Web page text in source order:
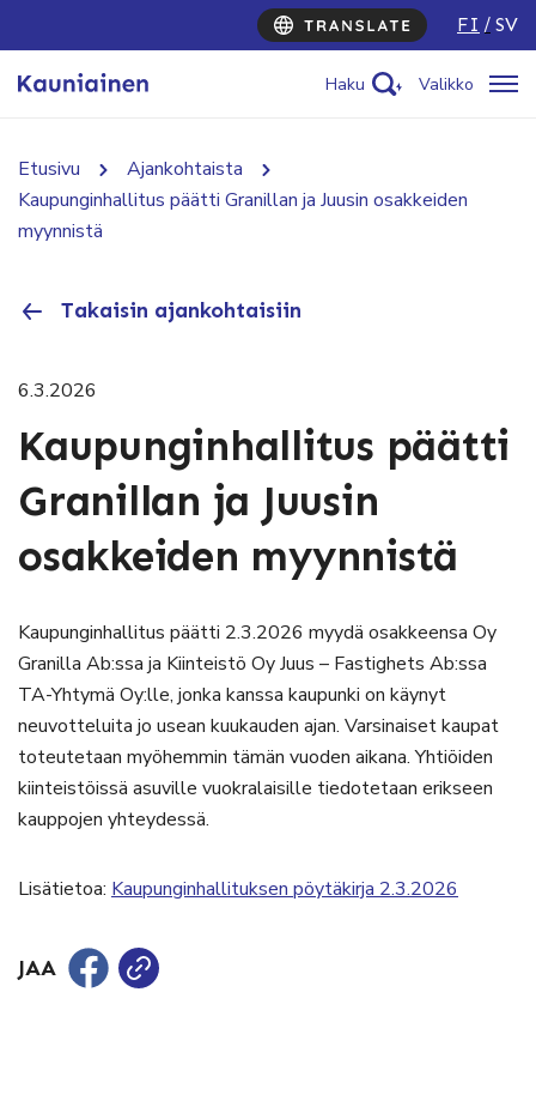
FI SV
Haku Valikko
Etusivu
Ajankohtaista
Kaupunginhallitus päätti Granillan ja Juusin osakkeiden
myynnistä
Takaisin ajankohtaisiin
6.3.2026
Kaupunginhallitus päätti
Granillan ja Juusin
osakkeiden myynnistä
Kaupunginhallitus päätti 2.3.2026 myydä osakkeensa Oy
Granilla Ab:ssa ja Kiinteistö Oy Juus – Fastighets Ab:ssa
TA-Yhtymä Oy:lle, jonka kanssa kaupunki on käynyt
neuvotteluita jo usean kuukauden ajan. Varsinaiset kaupat
toteutetaan myöhemmin tämän vuoden aikana. Yhtiöiden
kiinteistöissä asuville vuokralaisille tiedotetaan erikseen
kauppojen yhteydessä.
Lisätietoa: Kaupunginhallituksen pöytäkirja 2.3.2026
JAA